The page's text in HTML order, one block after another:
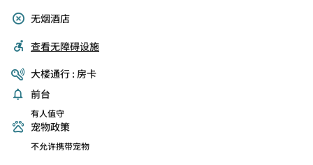
无烟酒店
查看无障碍设施
大楼通行 : 房卡
前台
有人值守
宠物政策
不允许携带宠物